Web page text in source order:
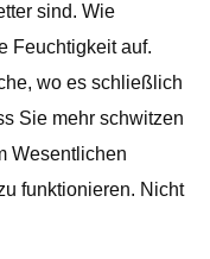
sind. Wie
Feuchtigkeit auf.
wo es schließlich
Sie mehr schwitzen
Wesentlichen
funktionieren. Nicht